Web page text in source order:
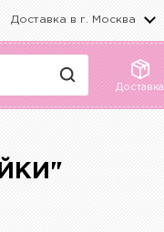
Доставка в г. Москва
Доставка